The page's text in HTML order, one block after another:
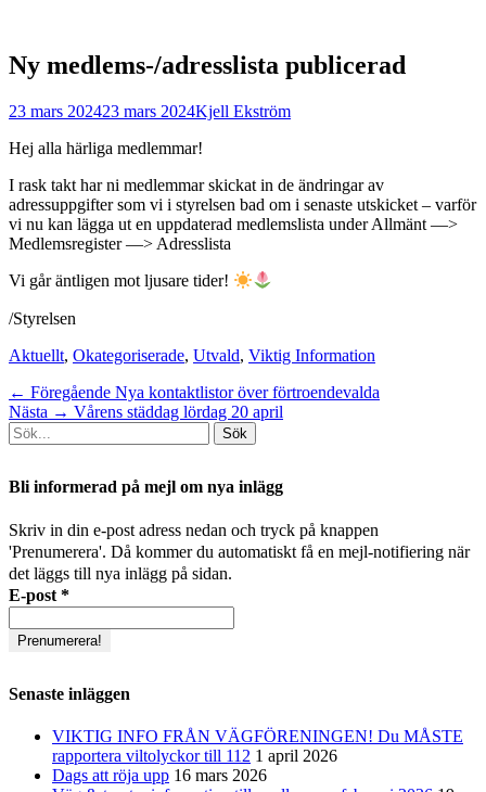
Ny medlems-/adresslista publicerad
Postades
23 mars 202423 mars 2024Författare
Kjell Ekström
Hej alla härliga medlemmar!
I rask takt har ni medlemmar skickat in de ändringar av
adressuppgifter som vi i styrelsen bad om i senaste utskicket – varför
vi nu kan lägga ut en uppdaterad medlemslista under Allmänt —>
Medlemsregister —> Adresslista
Vi går äntligen mot ljusare tider!
/Styrelsen
Kategorier
Aktuellt, Okategoriserade, Utvald, Viktig Information
Inläggsnavigering
← Föregående Föregående
inlägg:
Nya kontaktlistor över förtroendevalda
Nästa → Nästa
Vårens städdag lördag 20 april
Sök
efter:
Bli informerad på mejl om nya inlägg
Skriv in din e-post adress nedan och tryck på knappen
'Prenumerera'. Då kommer du automatiskt få en mejl-notifiering när
det läggs till nya inlägg på sidan.
E-post *
Senaste inläggen
VIKTIG INFO FRÅN VÄGFÖRENINGEN! Du MÅSTE
rapportera viltolyckor till 112 1 april 2026
Dags att röja upp 16 mars 2026